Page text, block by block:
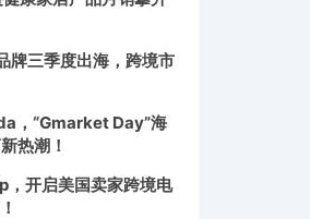
牌三季度出海，跨境市
，“Gmarket Day”海
热潮！
，开启美国卖家跨境电